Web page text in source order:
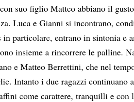
suo figlio Matteo abbiano il
Luca e Gianni si incontrano,
in particolare, entrano in sintonia e
insieme a rincorrere le palline.
e Matteo Berrettini, che nel
Intanto i due ragazzi continuano
come carattere, tranquilli e